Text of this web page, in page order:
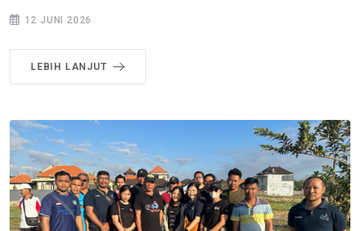
12 JUNI 2026
LEBIH LANJUT